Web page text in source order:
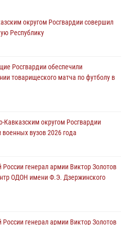
физкультурника
по Республике Калмыкия
помощь медикам и девушке с
округом Росгвардии совершил
Республику
Росгвардии обеспечили
товарищеского матча по футболу в
округом Росгвардии
вузов 2026 года
генерал армии Виктор Золотов
ОДОН имени Ф.Э. Дзержинского
генерал армии Виктор Золотов